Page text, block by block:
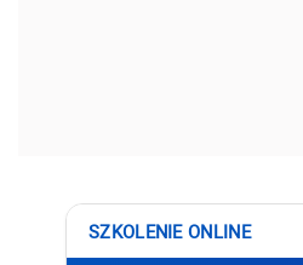
SZKOLENIE ONLINE